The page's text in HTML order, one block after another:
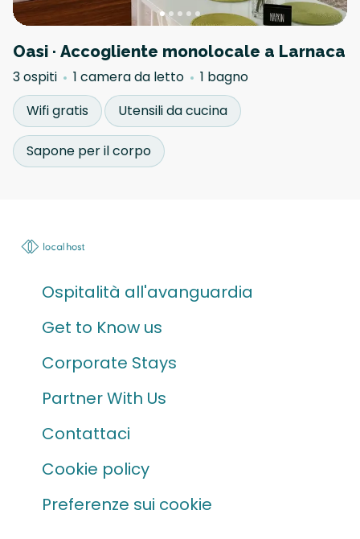
Oasi · Accogliente monolocale a Larnaca
3 ospiti 1 camera da letto
1 bagno
Wifi gratis
Utensili da cucina
Sapone per il corpo
Ospitalità all'avanguardia
Get to Know us
Corporate Stays
Partner With Us
Contattaci
Cookie policy
Preferenze sui cookie